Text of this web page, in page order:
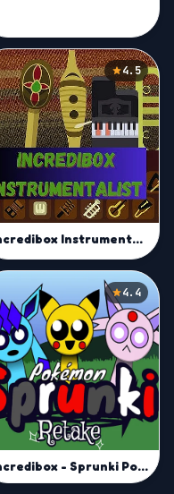
4.5
Incredibox Instrumentalist
4.4
Incredibox - Sprunki Pokemon